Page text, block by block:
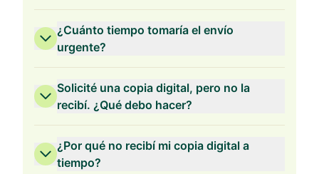
¿Cuánto tiempo tomaría el envío
urgente?
Solicité una copia digital, pero no la
recibí. ¿Qué debo hacer?
¿Por qué no recibí mi copia digital a
tiempo?